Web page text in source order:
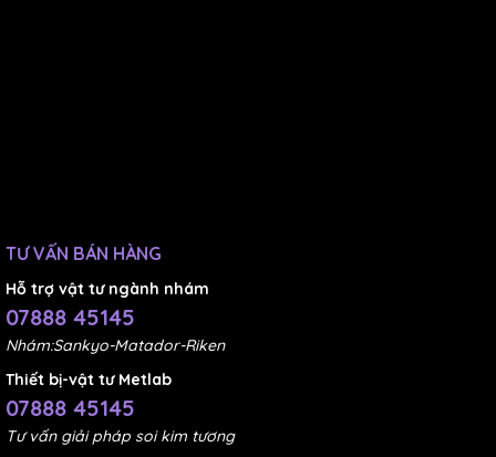
TƯ VẤN BÁN HÀNG
Hỗ trợ vật tư ngành nhám
07888 45145
Nhám:Sankyo-Matador-Riken
Thiết bị-vật tư Metlab
07888 45145
Tư vấn giải pháp soi kim tương